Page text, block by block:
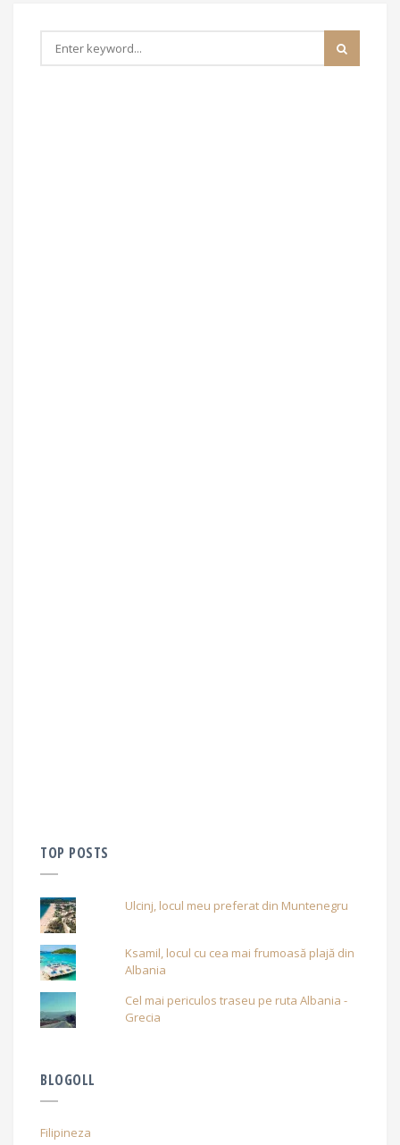
TOP POSTS
Ulcinj, locul meu preferat din Muntenegru
Ksamil, locul cu cea mai frumoasă plajă din
Albania
Cel mai periculos traseu pe ruta Albania -
Grecia
BLOGOLL
Filipineza